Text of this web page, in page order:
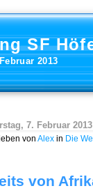
SF
2013
7. Februar 2013
von Alex in Die
von